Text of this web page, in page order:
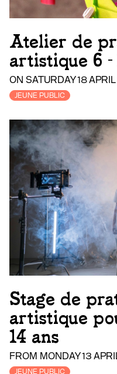
Atelier de
artistique 6 -
ON SATURDAY 18
JEUNE PUBLIC
Stage de
artistique
14 ans
FROM MONDAY 13
JEUNE PUBLIC